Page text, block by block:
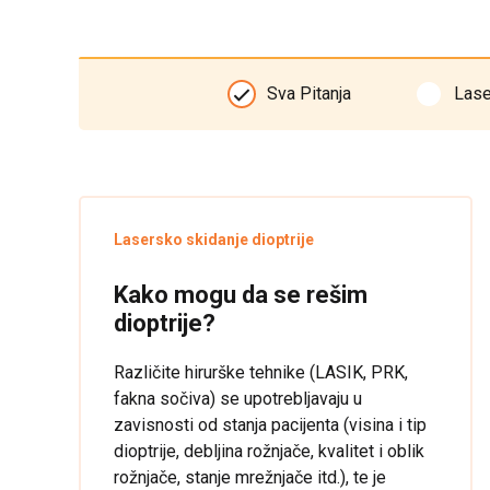
Sva Pitanja
Lasersko skidanje dioptrije
Kako mogu da se rešim
dioptrije?
Različite hirurške tehnike (LASIK, PRK,
fakna sočiva) se upotrebljavaju u
zavisnosti od stanja pacijenta (visina i tip
dioptrije, debljina rožnjače, kvalitet i oblik
rožnjače, stanje mrežnjače itd.), te je